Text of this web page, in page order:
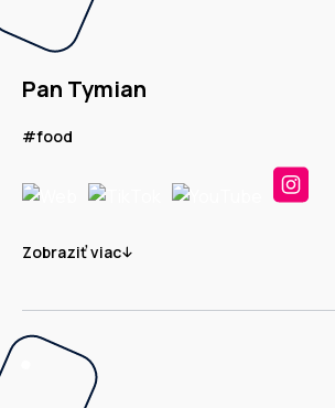
Pan Tymian
#food
Zobraziť viac